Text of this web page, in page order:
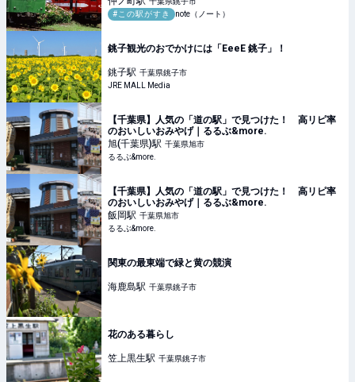
#この駅がすき
note（ノート）
銚子観光のおでかけには「EeeE 銚子」！
銚子駅 千葉県銚子市
JRE MALL Media
【千葉県】人気の「道の駅」で見つけた！ 高リピ率
のおいしいおみやげ｜るるぶ&more.
旭(千葉県)駅 千葉県旭市
るるぶ&more.
【千葉県】人気の「道の駅」で見つけた！ 高リピ率
のおいしいおみやげ｜るるぶ&more.
飯岡駅 千葉県旭市
るるぶ&more.
関東の最東端で緑と黄の競演
海鹿島駅 千葉県銚子市
花のある暮らし
笠上黒生駅 千葉県銚子市